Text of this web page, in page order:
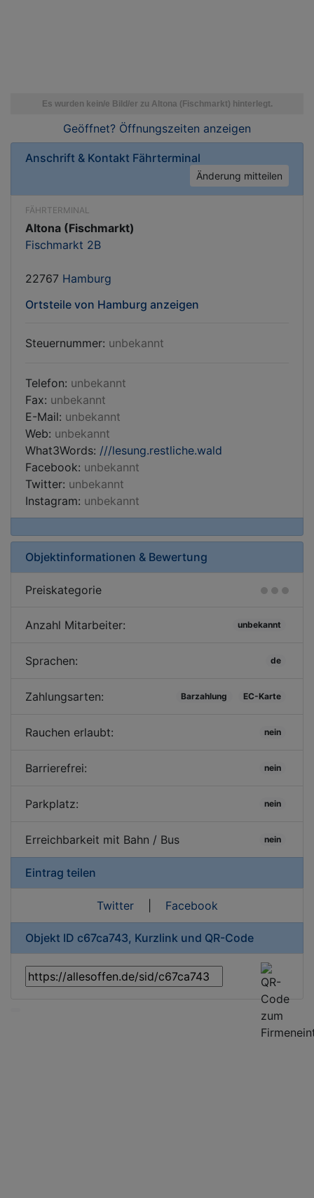
Geöffnet? Öffnungszeiten anzeigen
Anschrift & Kontakt Fährterminal
Änderung mitteilen
FÄHRTERMINAL
Altona (Fischmarkt)
Fischmarkt 2B
22767 Hamburg
Ortsteile von Hamburg anzeigen
Steuernummer: unbekannt
Telefon: unbekannt
Fax: unbekannt
E-Mail: unbekannt
Web: unbekannt
What3Words: ///lesung.restliche.wald
Facebook: unbekannt
Twitter: unbekannt
Instagram: unbekannt
Objektinformationen & Bewertung
Preiskategorie
Anzahl Mitarbeiter: unbekannt
Sprachen: de
Zahlungsarten: Barzahlung EC-Karte
Rauchen erlaubt: nein
Barrierefrei: nein
Parkplatz: nein
Erreichbarkeit mit Bahn / Bus nein
Eintrag teilen
Twitter| Facebook
Objekt ID c67ca743, Kurzlink und QR-Code